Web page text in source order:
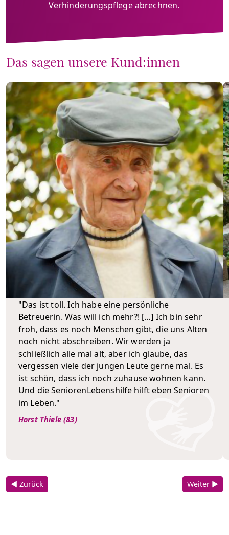
Verhinderungspflege abrechnen.
Das sagen unsere Kund:innen
"Das ist toll. Ich habe eine persönliche
Betreuerin. Was will ich mehr?! […] Ich bin sehr
froh, dass es noch Menschen gibt, die uns Alten
noch nicht abschreiben. Wir werden ja
schließlich alle mal alt, aber ich glaube, das
vergessen viele der jungen Leute gerne mal. Es
ist schön, dass ich noch zuhause wohnen kann.
Und die SeniorenLebenshilfe hilft eben Senioren
im Leben."
Horst Thiele (83)
◀ Zurück Weiter ▶